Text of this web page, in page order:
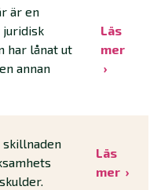
är en
har lånat ut
annan
Läs
mer
skillnaden
Läs
mer